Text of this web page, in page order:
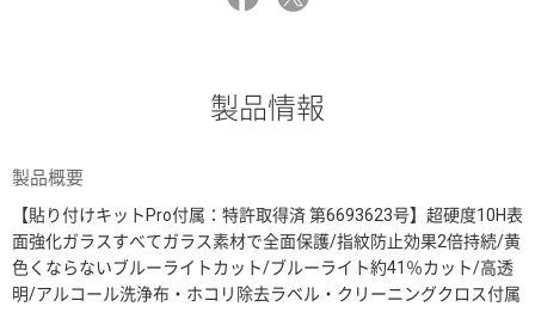
製品情報
製品概要
【貼り付けキットPro付属：特許取得済 第6693623号】超硬度10H表
面強化ガラスすべてガラス素材で全面保護/指紋防止効果2倍持続/黄
色くならないブルーライトカット/ブルーライト約41％カット/高透
明/アルコール洗浄布・ホコリ除去ラベル・クリーニングクロス付属